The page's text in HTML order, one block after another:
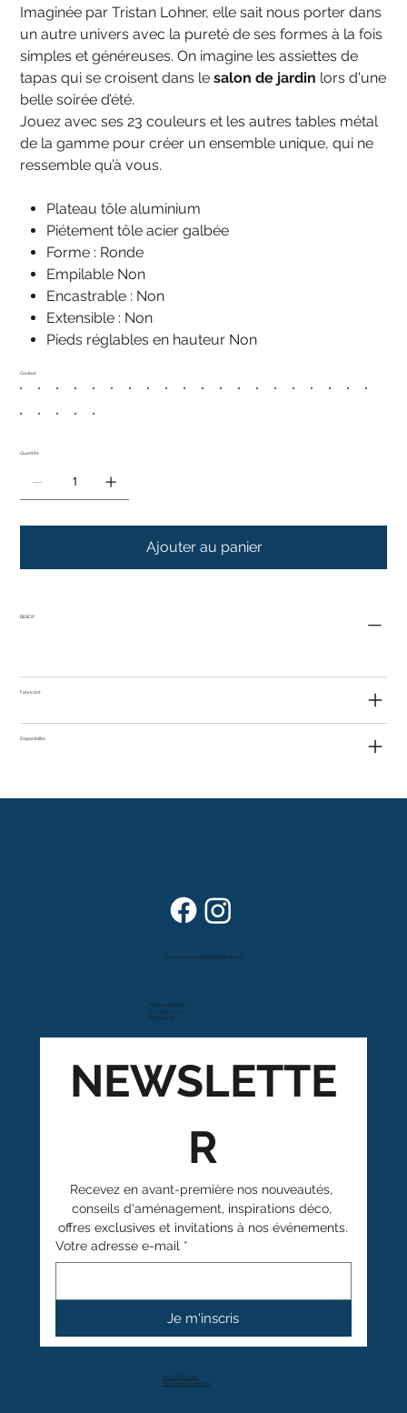
Imaginée par Tristan Lohner, elle sait nous porter dans
un autre univers avec la pureté de ses formes à la fois
simples et généreuses. On imagine les assiettes de
tapas qui se croisent dans lesalon de jardin lors d'une
belle soirée d’été.
Jouez avec ses 23 couleurs et les autres tables métal
de la gamme pour créer un ensemble unique, qui ne
ressemble qu’à vous.
Plateau tôle aluminium
Piétement tôle acier galbée
Forme : Ronde
Empilable Non
Encastrable : Non
Extensible : Non
Pieds réglables en hauteur Non
Couleur
Quantité
Ajouter au panier
BEBOP
Fabricant
Disponibilité
Route cantonale 4
Case postale 157
1963 Vétroz
Dans vos foyers depuis plus de 80 ans
+41 27 766 40 40
info@anthamatten.ch
NEWSLETTE
R
Recevez en avant-première nos nouveautés,
conseils d'aménagement, inspirations déco,
offres exclusives et invitations à nos événements.
Votre adresse e-mail *
Je m'inscris